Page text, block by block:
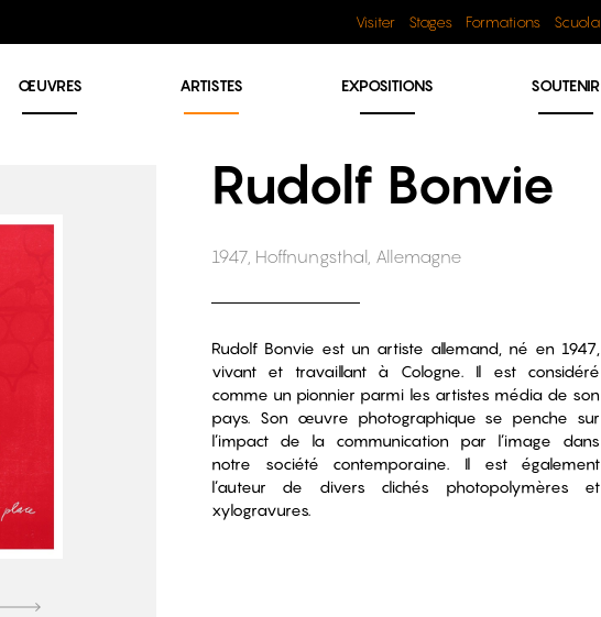
Visiter Stages Formations Scuola
ŒUVRES ARTISTES EXPOSITIONS SOUTENIR
Rudolf Bonvie
1947, Hoffnungsthal, Allemagne
Rudolf Bonvie est un artiste allemand, né en 1947,
vivant et travaillant à Cologne. Il est considéré
comme un pionnier parmi les artistes média de son
pays. Son œuvre photographique se penche sur
l’impact de la communication par l’image dans
notre société contemporaine. Il est également
l’auteur de divers clichés photopolymères et
xylogravures.